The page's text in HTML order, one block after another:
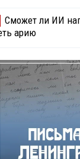
Сможет ли ИИ
арию